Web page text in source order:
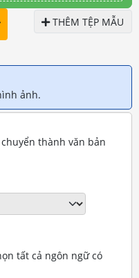
THÊM TỆP MẪU
ảnh.
thành văn bản
tất cả ngôn ngữ có